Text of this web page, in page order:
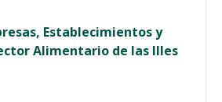
Establecimientos y
Alimentario de las Illes